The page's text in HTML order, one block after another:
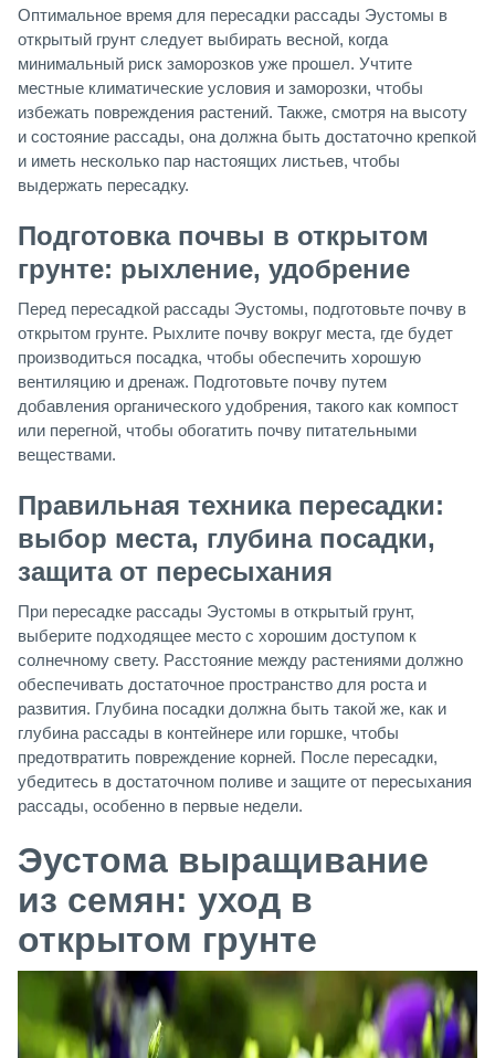
Оптимальное время для пересадки рассады Эустомы в
открытый грунт следует выбирать весной, когда
минимальный риск заморозков уже прошел. Учтите
местные климатические условия и заморозки, чтобы
избежать повреждения растений. Также, смотря на высоту
и состояние рассады, она должна быть достаточно крепкой
и иметь несколько пар настоящих листьев, чтобы
выдержать пересадку.
Подготовка почвы в открытом
грунте: рыхление, удобрение
Перед пересадкой рассады Эустомы, подготовьте почву в
открытом грунте. Рыхлите почву вокруг места, где будет
производиться посадка, чтобы обеспечить хорошую
вентиляцию и дренаж. Подготовьте почву путем
добавления органического удобрения, такого как компост
или перегной, чтобы обогатить почву питательными
веществами.
Правильная техника пересадки:
выбор места, глубина посадки,
защита от пересыхания
При пересадке рассады Эустомы в открытый грунт,
выберите подходящее место с хорошим доступом к
солнечному свету. Расстояние между растениями должно
обеспечивать достаточное пространство для роста и
развития. Глубина посадки должна быть такой же, как и
глубина рассады в контейнере или горшке, чтобы
предотвратить повреждение корней. После пересадки,
убедитесь в достаточном поливе и защите от пересыхания
рассады, особенно в первые недели.
Эустома выращивание
из семян: уход в
открытом грунте